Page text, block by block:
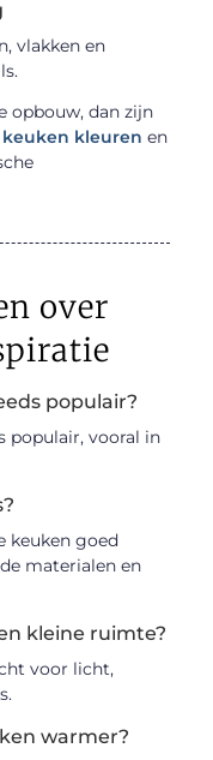
vlakken en
opbouw, dan zijn
kleuren en
over
populair?
populair, vooral in
keuken goed
materialen en
kleine ruimte?
voor licht,
warmer?